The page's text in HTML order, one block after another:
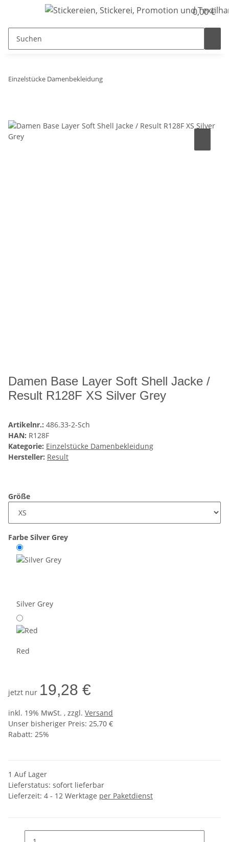
0,00 €
Einzelstücke Damenbekleidung
Damen Base Layer Soft Shell Jacke /
Result R128F XS Silver Grey
Artikelnr.: 486.33-2-Sch
HAN: R128F
Kategorie: Einzelstücke Damenbekleidung
Hersteller: Result
Größe
Farbe Silver Grey
Silver Grey
Red
jetzt nur 19,28 €
inkl. 19% MwSt. , zzgl. Versand
Unser bisheriger Preis: 25,70 €
Rabatt: 25%
1 Auf Lager
Lieferstatus: sofort lieferbar
Lieferzeit: 4 - 12 Werktage per Paketdienst